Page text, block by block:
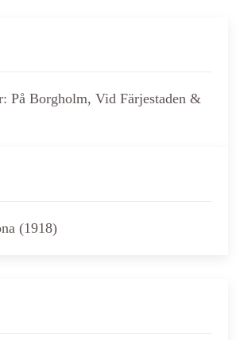
På Borgholm, Vid Färjestaden &
(1918)